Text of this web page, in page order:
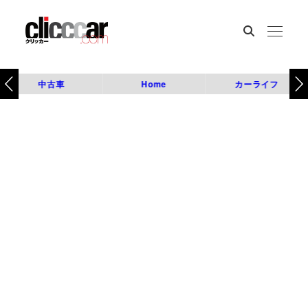
中古車 Home カーライフ